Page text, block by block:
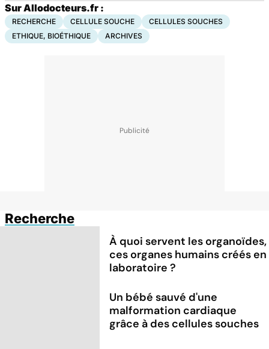
Sur Allodocteurs.fr :
RECHERCHE CELLULE SOUCHE
CELLULES SOUCHES
ETHIQUE, BIOÉTHIQUE
ARCHIVES
Recherche
À quoi servent les organoïdes,
ces organes humains créés en
laboratoire ?
Un bébé sauvé d'une
malformation cardiaque
grâce à des cellules souches